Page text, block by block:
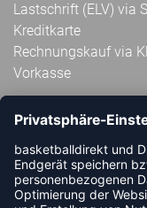
Lastschrift (ELV) via
Kreditkarte
Rechnungskauf via
Vorkasse
ABONNIERE JETZT
HANDBALLDIREKT-
NEUIGKEIT ODER